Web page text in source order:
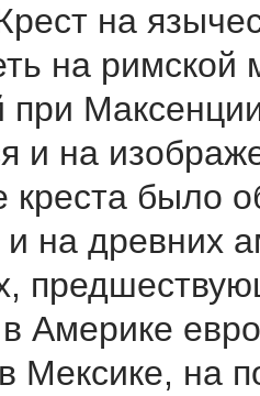
на
на римской
при
и на
креста было
на древних
Америке
Мексике, на